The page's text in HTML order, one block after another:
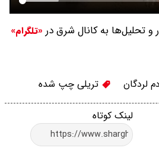
و تحلیل‌ها به کانال شرق در «تلگرام»
لردگان تریلی چپ شده
لینک کوتاه